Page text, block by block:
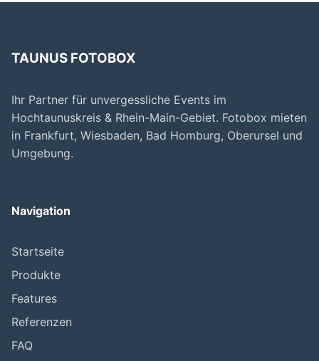
TAUNUS FOTOBOX
Ihr Partner für unvergessliche Events im
Hochtaunuskreis & Rhein-Main-Gebiet. Fotobox mieten
in Frankfurt, Wiesbaden, Bad Homburg, Oberursel und
Umgebung.
Navigation
Startseite
Produkte
Features
Referenzen
FAQ